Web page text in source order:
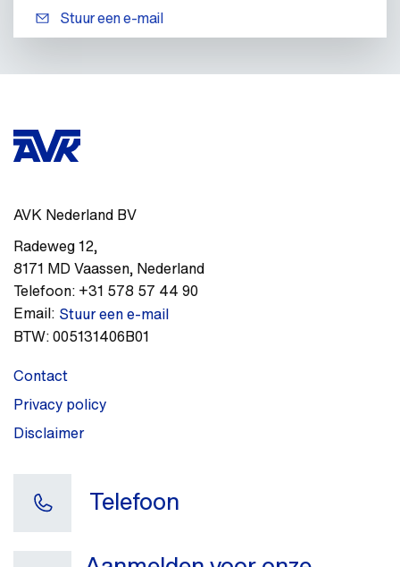
Stuur een e-mail
AVK Nederland BV
Radeweg 12,
8171 MD Vaassen, Nederland
Telefoon: +31 578 57 44 90
Email: Stuur een e-mail
BTW:005131406B01
Contact
Privacy policy
Disclaimer
Telefoon